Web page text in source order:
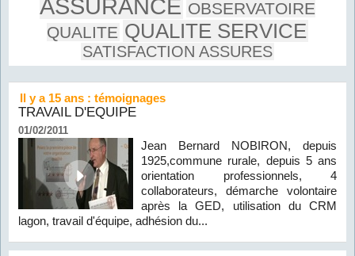
ASSURANCE OBSERVATOIRE
QUALITE QUALITE SERVICE
SATISFACTION ASSURES
Il y a 15 ans : témoignages
TRAVAIL D'EQUIPE
01/02/2011
Jean Bernard NOBIRON, depuis
1925,commune rurale, depuis 5 ans
orientation professionnels, 4
collaborateurs, démarche volontaire
après la GED, utilisation du CRM
lagon, travail d'équipe, adhésion du...